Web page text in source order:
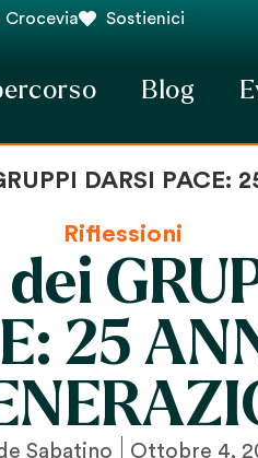
Crocevia Sostienici
Blog
DARSI PACE:
Riflessioni
25
Sabatino Ottobre 4,